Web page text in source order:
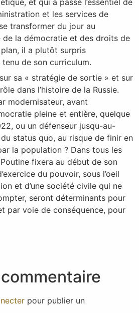
et qui a passé l’essentiel de
et les services de
transformer du jour au
de la démocratie et des droits de
plan, il a plutôt surpris
de son curriculum.
sa « stratégie de sortie » et sur
dans l’histoire de la Russie.
modernisateur, avant
pleine et entière, quelque
ou un défenseur jusqu-au-
status quo, au risque de finir en
la population ? Dans tous les
fixera au début de son
du pouvoir, sous l’oeil
et d’une société civile qui ne
seront déterminants pour
par voie de conséquence, pour
pour publier un